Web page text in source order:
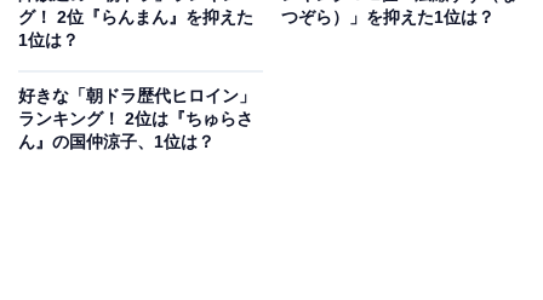
今田さんがこれまで演じてきた役に重なる部分の多いキ
気いっぱいでパワフルなヒロインは朝ドラの主人公らし
い設定で、老若男女に愛されるキャラクターとなりそう
グ！ 2位『らんまん』を抑えた
1位は？
つぞら）」を抑えた1位は？
好きな「朝ドラ歴代ヒロイン」
ランキング！ 2位は『ちゅらさ
ん』の国仲涼子、1位は？